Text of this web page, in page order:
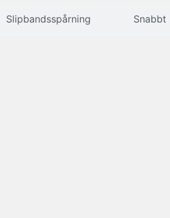
Slipbandsspårning Snabbt